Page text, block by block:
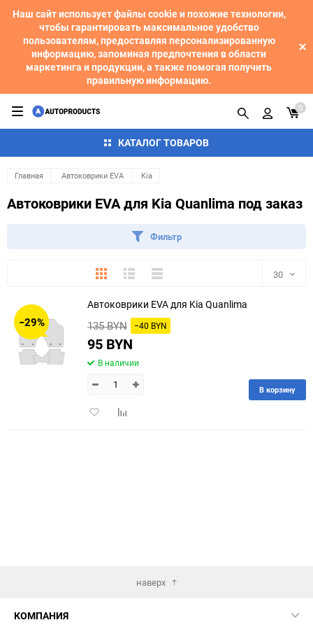
Наш сайт использует файлы cookie и похожие технологии,
чтобы гарантировать максимальное удобство
пользователям, предоставляя персонализированную
информацию, запоминая предпочтения в области
маркетинга и продукции, а также помогая получить
правильную информацию.
КАТАЛОГ ТОВАРОВ
0
Главная Автоковрики EVA Kia
Автоковрики EVA для Kia Quanlima под заказ
Фильтр
ПлиткаПодробноКомпактно 30
150
−29%
Автоковрики EVA для Kia Quanlima
135 BYN −40 BYN
95 BYN
В наличии
ДобавитьДобавить
В корзину
наверх
КОМПАНИЯ